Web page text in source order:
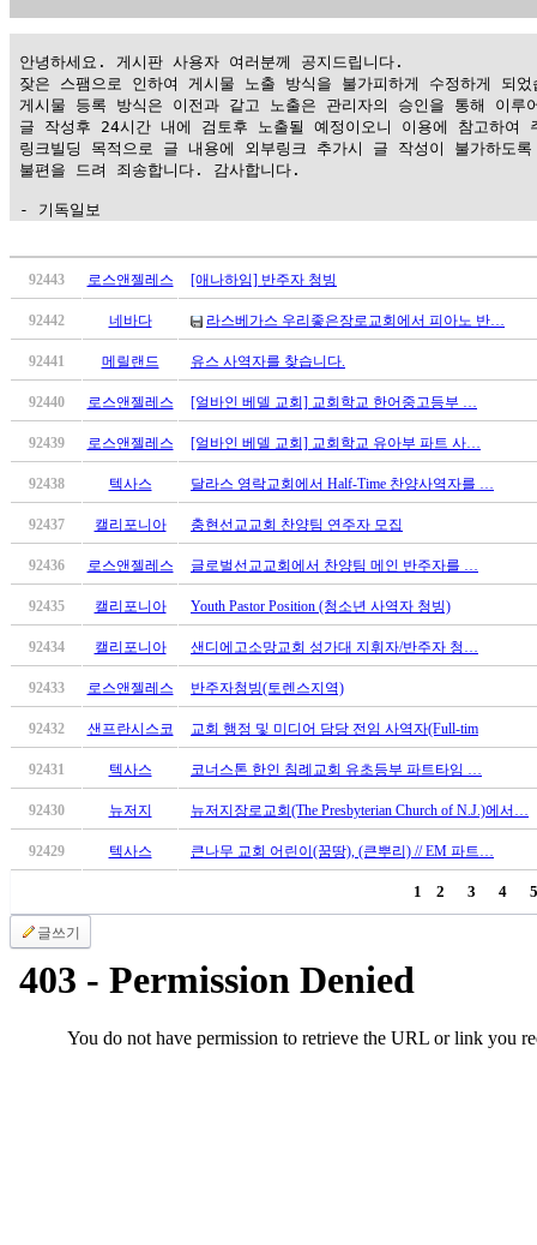
안녕하세요. 게시판 사용자 여러분께 공지드립니다.
잦은 스팸으로 인하여 게시물 노출 방식을 불가피하게 수정하게 되었
게시물 등록 방식은 이전과 같고 노출은 관리자의 승인을 통해 이루
글 작성후 24시간 내에 검토후 노출될 예정이오니 이용에 참고하여
링크빌딩 목적으로 글 내용에 외부링크 추가시 글 작성이 불가하도
불편을 드려 죄송합니다. 감사합니다.
- 기독일보
만
은
꼴
밍
넷
minky
합
체
안
브
국
소
야
우
92443 로스앤젤레스 [애나하임] 반주자 청빙
92442 네바다 라스베가스 우리좋은장로교회에서 피아노 반…
92441 메릴랜드 유스 사역자를 찾습니다.
92440 로스앤젤레스 [얼바인 베델 교회] 교회학교 한어중고등부 …
92439 로스앤젤레스 [얼바인 베델 교회] 교회학교 유아부 파트 사…
92438 텍사스 달라스 영락교회에서 Half-Time 찬양사역자를 …
92437 캘리포니아 충현선교교회 찬양팀 연주자 모집
92436 로스앤젤레스 글로벌선교교회에서 찬양팀 메인 반주자를 …
92435 캘리포니아 Youth Pastor Position (청소년 사역자 청빙)
92434 캘리포니아 샌디에고소망교회 성가대 지휘자/반주자 청…
92433 로스앤젤레스 반주자청빙(토렌스지역)
92432 샌프란시스코 교회 행정 및 미디어 담당 전임 사역자(Full-tim
92431 텍사스 코너스톤 한인 침례교회 유초등부 파트타임 …
92430 뉴저지 뉴저지장로교회(The Presbyterian Church of N.J.)에서…
92429 텍사스 큰나무 교회 어린이(꿈땅), (큰뿌리) // EM 파트…
1 2 3 4 5
글쓰기